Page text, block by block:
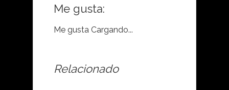
Me gusta:
Me gusta Cargando...
Relacionado